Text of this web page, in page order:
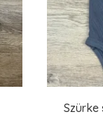
Szürke